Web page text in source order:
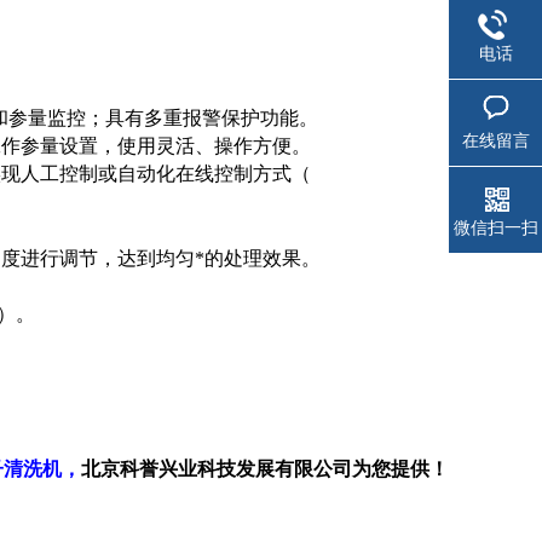
量监控；具有多重报警保护功能。
参量设置，使用灵活、操作方便。
人工控制或自动化在线控制方式（
进行调节，达到均匀*的处理效果。
。
洗机， 北京科誉兴业科技发展有限公司为您提供！
电话
在线留言
微信扫一扫